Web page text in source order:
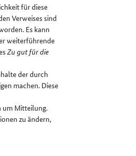
für diese
Verweises sind
Es kann
weiterführende
Zu gut für die
der durch
machen. Diese
um Mitteilung.
zu ändern,